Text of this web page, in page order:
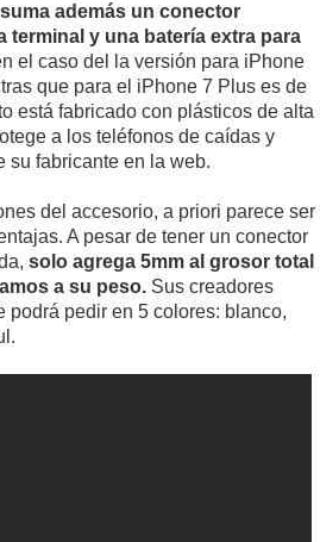
suma además un conector
terminal y una batería extra para
el caso del la versión para iPhone
que para el iPhone 7 Plus es de
está fabricado con plásticos de alta
a los teléfonos de caídas y
su fabricante en la web.
del accesorio, a priori parece ser
A pesar de tener un conector
solo agrega 5mm al grosor total
a su peso. Sus creadores
podrá pedir en 5 colores: blanco,